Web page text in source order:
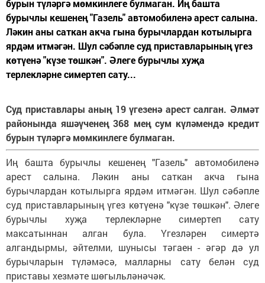
бурын түләргә мөмкинлеге булмаган. Иң башта
бурычлы кешенең "Газель" автомобиленә арест салына.
Ләкин аны саткан акча гына бурычлардан котылырга
ярдәм итмәгән. Шул сәбәпле суд приставларының үгез
көтүенә "күзе төшкән". Әлеге бурычлы хуҗа
терлекләрне симертеп сату...
Суд приставлары аның 19 үгезенә арест салган. Әлмәт
районында яшәүченең 368 мең сум күләмендә кредит
бурын түләргә мөмкинлеге булмаган.
Иң башта бурычлы кешенең "Газель" автомобиленә
арест салына. Ләкин аны саткан акча гына
бурычлардан котылырга ярдәм итмәгән. Шул сәбәпле
суд приставларының үгез көтүенә "күзе төшкән". Әлеге
бурычлы хуҗа терлекләрне симертеп сату
максатыннан алган була. Үгезләрен симертә
алгандырмы, әйтелми, шунысы тәгаен - әгәр дә ул
бурычларын түләмәсә, малларны сату белән суд
приставы хезмәте шөгыльләнәчәк.